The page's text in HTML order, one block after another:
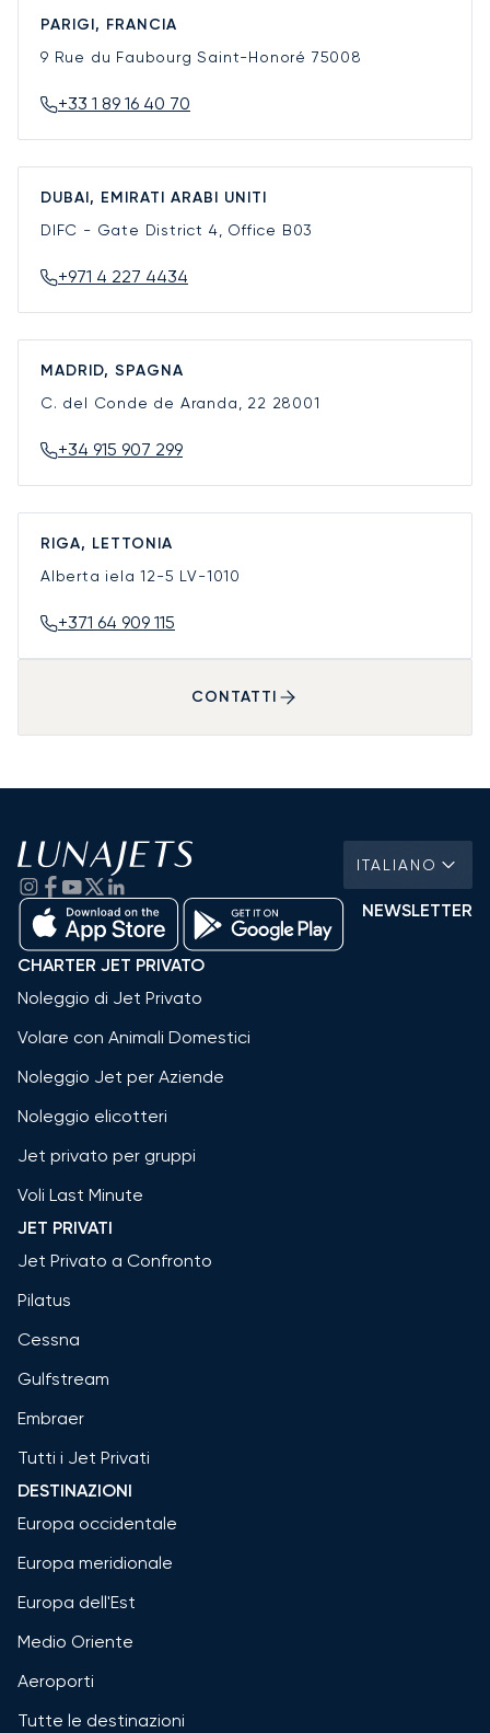
PARIGI, FRANCIA
9 Rue du Faubourg Saint-Honoré 75008
+33 1 89 16 40 70
DUBAI, EMIRATI ARABI UNITI
DIFC - Gate District 4, Office B03
+971 4 227 4434
MADRID, SPAGNA
C. del Conde de Aranda, 22 28001
+34 915 907 299
RIGA, LETTONIA
Alberta iela 12-5 LV-1010
+371 64 909 115
CONTATTI
ITALIANO
NEWSLETTER
CHARTER JET PRIVATO
Noleggio di Jet Privato
Volare con Animali Domestici
Noleggio Jet per Aziende
Noleggio elicotteri
Jet privato per gruppi
Voli Last Minute
JET PRIVATI
Jet Privato a Confronto
Pilatus
Cessna
Gulfstream
Embraer
Tutti i Jet Privati
DESTINAZIONI
Europa occidentale
Europa meridionale
Europa dell'Est
Medio Oriente
Aeroporti
Tutte le destinazioni